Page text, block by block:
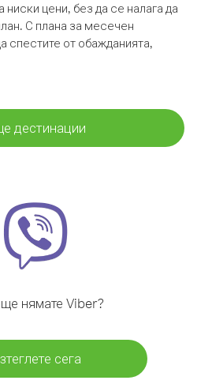
цени, без да се налага да
С плана за месечен
спестите от обажданията,
дестинации
нямате Viber?
сега